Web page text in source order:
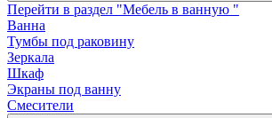
Перейти в раздел "Мебель в ванную "
Ванна
Тумбы под раковину
Зеркала
Шкаф
Экраны под ванну
Смесители